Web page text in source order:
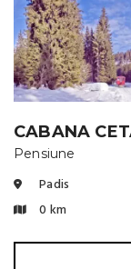
CABANA
Pensiune
Padis
0 km